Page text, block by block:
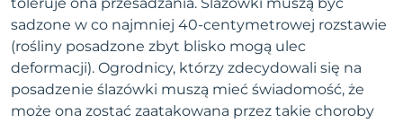
sadzone w co najmniej 40-centymetrowej rozstawie
(rośliny posadzone zbyt blisko mogą ulec
deformacji). Ogrodnicy, którzy zdecydowali się na
posadzenie ślazówki muszą mieć świadomość, że
może ona zostać zaatakowana przez takie choroby